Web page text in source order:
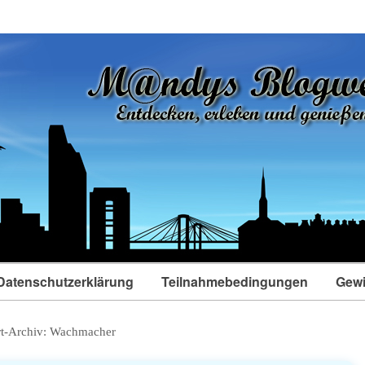
Teilnahmebedingungen
Archiv: Wachmacher